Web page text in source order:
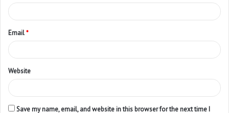
Email*
Website
Save my name, email, and website in this browser for the next time I